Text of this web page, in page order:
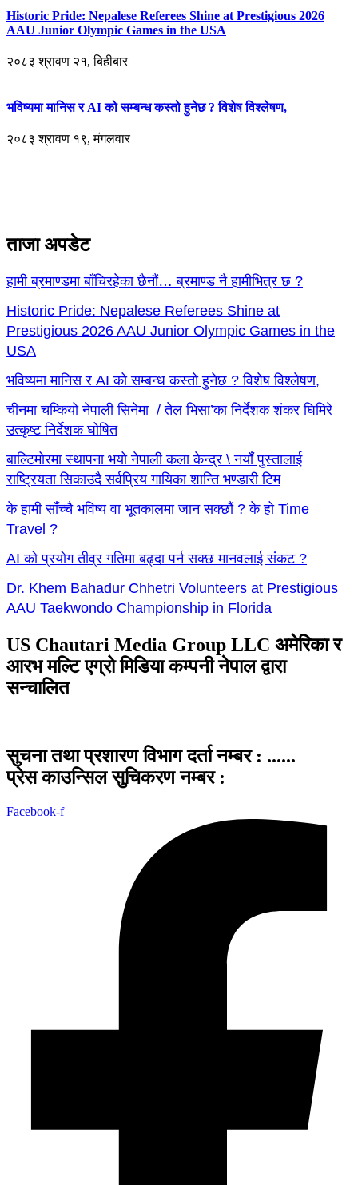
Historic Pride: Nepalese Referees Shine at Prestigious 2026
AAU Junior Olympic Games in the USA
२०८३ श्रावण २१, बिहीबार
भविष्यमा मानिस र AI को सम्बन्ध कस्तो हुनेछ ? विशेष विश्लेषण,
२०८३ श्रावण १९, मंगलवार
ताजा अपडेट
हामी ब्रमाण्डमा बाँचिरहेका छैनौं… ब्रमाण्ड नै हामीभित्र छ ?
Historic Pride: Nepalese Referees Shine at
Prestigious 2026 AAU Junior Olympic Games in the
USA
भविष्यमा मानिस र AI को सम्बन्ध कस्तो हुनेछ ? विशेष विश्लेषण,
चीनमा चम्कियो नेपाली सिनेमा / तेल भिसा’का निर्देशक शंकर घिमिरे
उत्कृष्ट निर्देशक घोषित
बाल्टिमोरमा स्थापना भयो नेपाली कला केन्द्र \ नयाँ पुस्तालाई
राष्ट्रियता सिकाउदै सर्वप्रिय गायिका शान्ति भण्डारी टिम
के हामी साँच्चै भविष्य वा भूतकालमा जान सक्छौं ? के हो Time
Travel ?
AI को प्रयोग तीव्र गतिमा बढ्दा पर्न सक्छ मानवलाई संकट ?
Dr. Khem Bahadur Chhetri Volunteers at Prestigious
AAU Taekwondo Championship in Florida
US Chautari Media Group LLC अमेरिका र
आरभ मल्टि एग्रो मिडिया कम्पनी नेपाल द्वारा
सन्चालित
सुचना तथा प्रशारण विभाग दर्ता नम्बर : ......
प्रेस काउन्सिल सुचिकरण नम्बर :
Facebook-f